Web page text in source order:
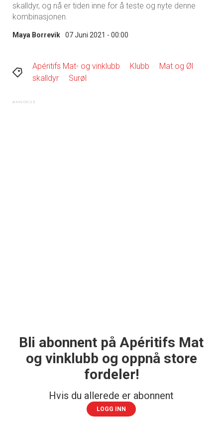
skalldyr, og nå er tiden inne for å teste og nyte denne
kombinasjonen.
Maya Borrevik 07 Juni 2021 - 00:00
Apéritifs Mat- og vinklubb Klubb
Mat og Øl
skalldyr
Surøl
Bli abonnent på Apéritifs Mat
og vinklubb og oppnå store
fordeler!
Hvis du allerede er abonnent
LOGG INN